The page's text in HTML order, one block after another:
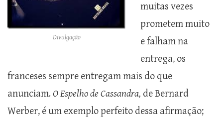
Divulgação
muitas vezes
prometem muito
e falham na
entrega, os
franceses sempre entregam mais do que
anunciam. O Espelho de Cassandra, de Bernard
Werber, é um exemplo perfeito dessa afirmação;